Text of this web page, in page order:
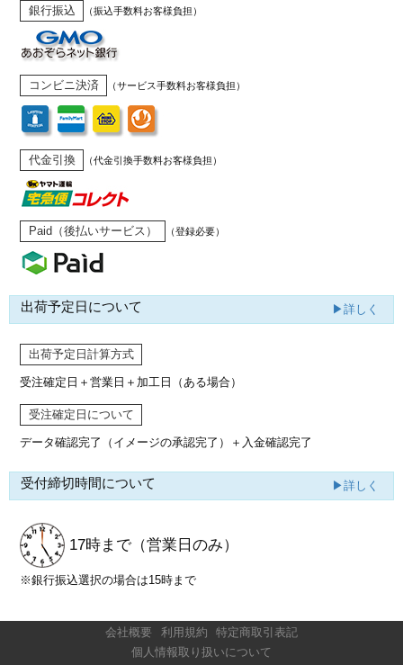
銀行振込 （振込手数料お客様負担）
コンビニ決済 （サービス手数料お客様負担）
代金引換 （代金引換手数料お客様負担）
Paid（後払いサービス） （登録必要）
出荷予定日について ▶詳しく
出荷予定日計算方式
受注確定日＋営業日＋加工日（ある場合）
受注確定日について
データ確認完了（イメージの承認完了） ＋入金確認完了
受付締切時間について ▶詳しく
17時まで （営業日のみ）
※銀行振込選択の場合は15時まで
会社概要 利用規約
特定商取引表記
個人情報取り扱いについて